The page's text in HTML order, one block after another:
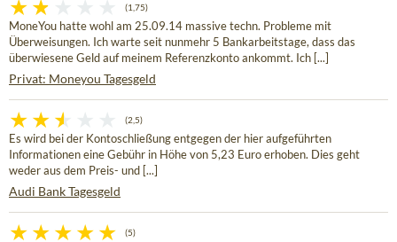
(1,75)
MoneYou hatte wohl am 25.09.14 massive techn. Probleme mit
Überweisungen. Ich warte seit nunmehr 5 Bankarbeitstage, dass das
überwiesene Geld auf meinem Referenzkonto ankommt. Ich [...]
Privat: Moneyou Tagesgeld
(2,5)
Es wird bei der Kontoschließung entgegen der hier aufgeführten
Informationen eine Gebühr in Höhe von 5,23 Euro erhoben. Dies geht
weder aus dem Preis- und [...]
Audi Bank Tagesgeld
(5)